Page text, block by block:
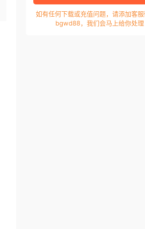
如有任何下载或充值问题，请添加客服
bgwd88，我们会马上给你处理